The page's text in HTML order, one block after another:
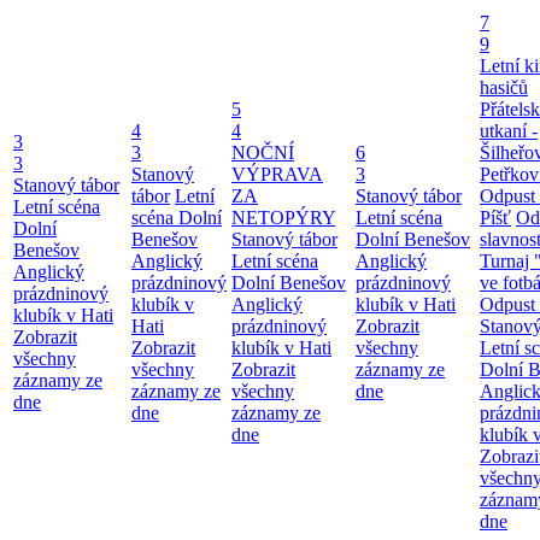
3
3
Stanový tábor
Letní scéna
Dolní
Benešov
Anglický
prázdninový
klubík v Hati
Zobrazit
všechny
záznamy ze
dne
4
3
Stanový
tábor Letní
scéna Dolní
Benešov
Anglický
prázdninový
klubík v
Hati
Zobrazit
všechny
záznamy ze
dne
5
4
NOČNÍ
VÝPRAVA
ZA
NETOPÝRY
Stanový tábor
Letní scéna
Dolní Benešov
Anglický
prázdninový
klubík v Hati
Zobrazit
všechny
záznamy ze
dne
6
3
Stanový tábor
Letní scéna
Dolní Benešov
Anglický
prázdninový
klubík v Hati
Zobrazit
všechny
záznamy ze
dne
7
9
Letní
hasičů
utkaní -
Odpust
Píšť
Turnaj
ve
Letní
Dolní
klubík
dne